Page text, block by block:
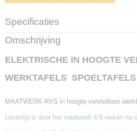
Specificaties
Productcode
Afmetingen (l,b,h)
Omschrijving
ELEKTRISCHE IN HOOGTE
WERKTAFELS SPOELTAFELS
MAATWERK RVS in hoogte verstelbare
Levertijd is door het maatwerk 4-5 weken na